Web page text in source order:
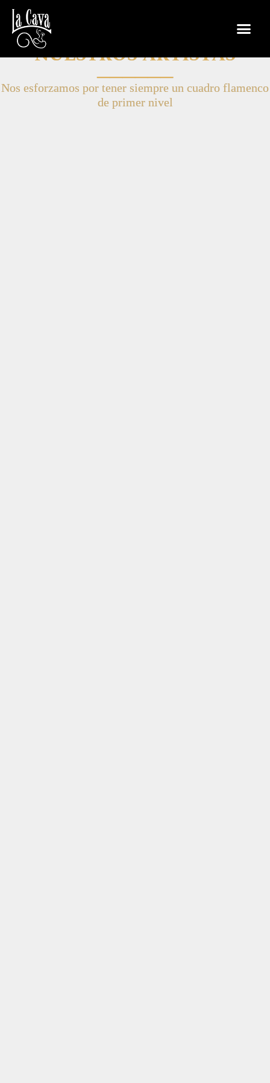
NUESTROS ARTISTAS
──────
Nos esforzamos por tener siempre un cuadro flamenco
de primer nivel